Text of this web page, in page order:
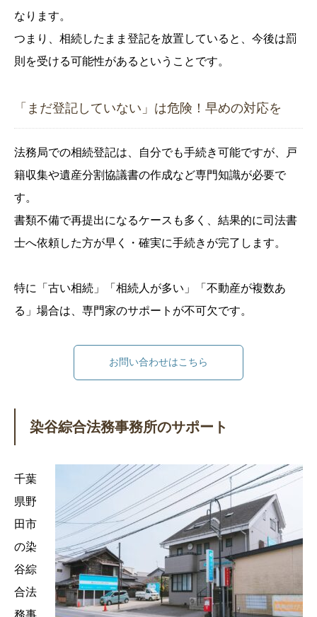
なります。
つまり、相続したまま登記を放置していると、今後は罰
則を受ける可能性があるということです。
「まだ登記していない」は危険！早めの対応を
法務局での相続登記は、自分でも手続き可能ですが、戸
籍収集や遺産分割協議書の作成など専門知識が必要で
す。
書類不備で再提出になるケースも多く、結果的に司法書
士へ依頼した方が早く・確実に手続きが完了します。
特に「古い相続」「相続人が多い」「不動産が複数あ
る」場合は、専門家のサポートが不可欠です。
お問い合わせはこちら
染谷綜合法務事務所のサポート
千葉
県野
田市
の染
谷綜
合法
務事